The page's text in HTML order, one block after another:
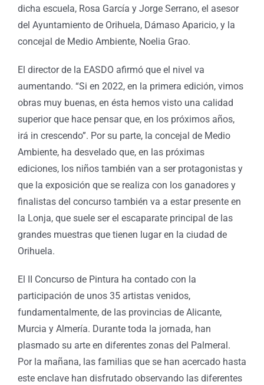
dicha escuela, Rosa García y Jorge Serrano, el asesor
del Ayuntamiento de Orihuela, Dámaso Aparicio, y la
concejal de Medio Ambiente, Noelia Grao.
El director de la EASDO afirmó que el nivel va
aumentando. “Si en 2022, en la primera edición, vimos
obras muy buenas, en ésta hemos visto una calidad
superior que hace pensar que, en los próximos años,
irá in crescendo”. Por su parte, la concejal de Medio
Ambiente, ha desvelado que, en las próximas
ediciones, los niños también van a ser protagonistas y
que la exposición que se realiza con los ganadores y
finalistas del concurso también va a estar presente en
la Lonja, que suele ser el escaparate principal de las
grandes muestras que tienen lugar en la ciudad de
Orihuela.
El II Concurso de Pintura ha contado con la
participación de unos 35 artistas venidos,
fundamentalmente, de las provincias de Alicante,
Murcia y Almería. Durante toda la jornada, han
plasmado su arte en diferentes zonas del Palmeral.
Por la mañana, las familias que se han acercado hasta
este enclave han disfrutado observando las diferentes